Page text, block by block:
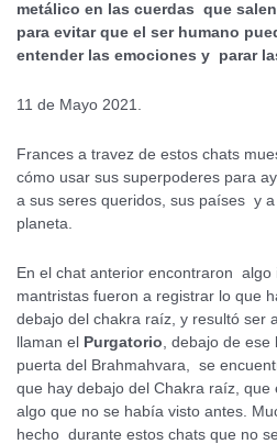
metálico en las cuerdas que
para evitar que el ser humano
entender las emociones y parar
11 de Mayo 2021.
Frances a travez de estos chats
cómo usar sus superpoderes para
a sus seres queridos, sus países y a
planeta.
En el chat anterior encontraron
mantristas fueron a registrar lo que
debajo del chakra raíz, y resultó ser
llaman el
Purgatorio , debajo de
puerta del Brahmahvara, se
que hay debajo del Chakra raíz, que
algo que no se había visto antes.
hecho durante estos chats que no